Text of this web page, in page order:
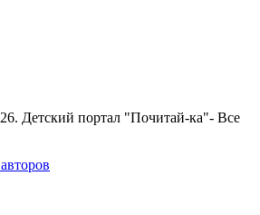
Детский портал "Почитай-ка"- Все